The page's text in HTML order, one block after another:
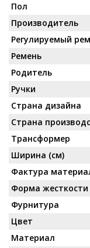
Пол
Производитель
Регулируемый
Ремень
Родитель
Ручки
Страна дизайна
Страна
Трансформер
Ширина (см)
Фактура
Форма жесткости
Фурнитура
Цвет
Материал